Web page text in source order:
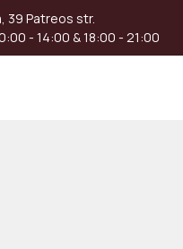
39 Patreos str.
- 14:00 & 18:00 - 21:00